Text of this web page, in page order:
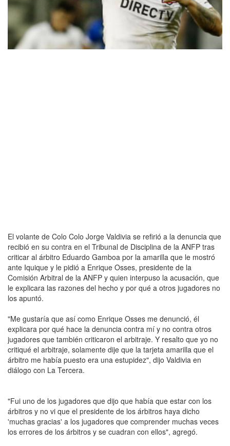
El volante de Colo Colo Jorge Valdivia se refirió a la denuncia que
recibió en su contra en el Tribunal de Disciplina de la ANFP tras
criticar al árbitro Eduardo Gamboa por la amarilla que le mostró
ante Iquique y le pidió a Enrique Osses, presidente de la
Comisión Arbitral de la ANFP y quien interpuso la acusación, que
le explicara las razones del hecho y por qué a otros jugadores no
los apuntó.
"Me gustaría que así como Enrique Osses me denunció, él
explicara por qué hace la denuncia contra mí y no contra otros
jugadores que también criticaron el arbitraje. Y resalto que yo no
critiqué el arbitraje, solamente dije que la tarjeta amarilla que el
árbitro me había puesto era una estupidez", dijo Valdivia en
diálogo con La Tercera.
"Fui uno de los jugadores que dijo que había que estar con los
árbitros y no vi que el presidente de los árbitros haya dicho
'muchas gracias' a los jugadores que comprender muchas veces
los errores de los árbitros y se cuadran con ellos", agregó.